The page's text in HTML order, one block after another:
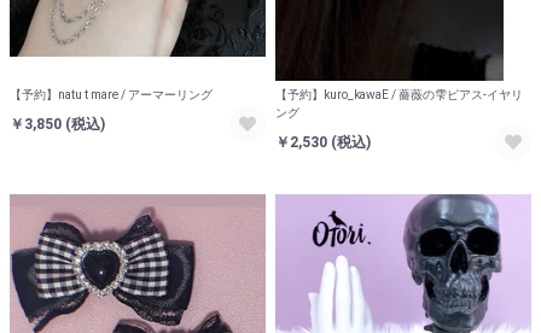
【予約】natu t mare / アーマーリング
￥3,850 (税込)
【予約】kuro_kawaE / 薔薇の雫ピアス-イヤリ
ング
￥2,530 (税込)